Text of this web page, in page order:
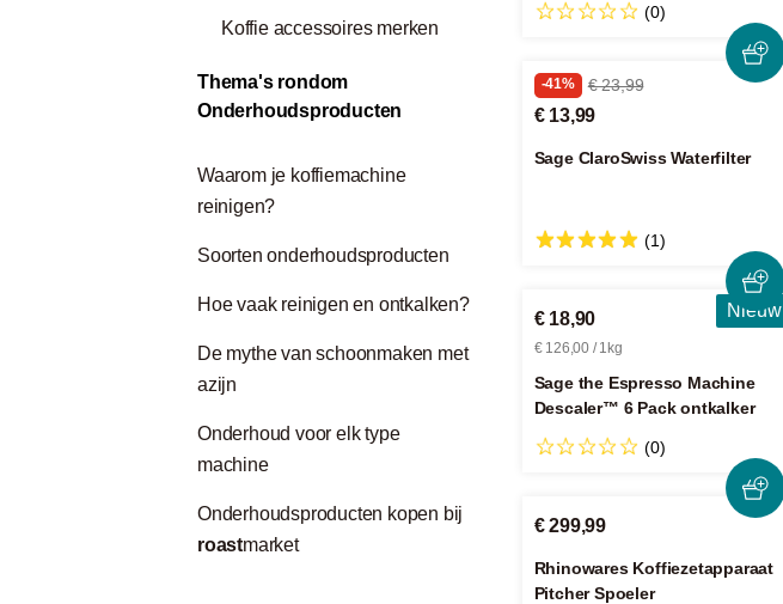
Koffie accessoires merken
Thema's rondom
Onderhoudsproducten
Waarom je koffiemachine
reinigen?
Soorten onderhoudsproducten
Hoe vaak reinigen en ontkalken?
De mythe van schoonmaken met
azijn
Onderhoud voor elk type
machine
Onderhoudsproducten kopen bij
roastmarket
(0)
-41% € 23,99
€ 13,99
Sage ClaroSwiss Waterfilter
(1)
Nieuw
€ 18,90
€ 126,00 / 1kg
Sage the Espresso Machine
Descaler™ 6 Pack ontkalker
(0)
€ 299,99
Rhinowares Koffiezetapparaat
Pitcher Spoeler